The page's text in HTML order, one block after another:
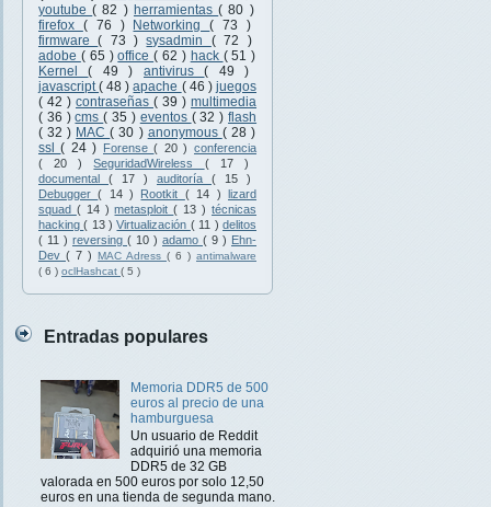
youtube( 82 ) herramientas( 80 )
firefox ( 76 ) Networking( 73 )
firmware( 73 )sysadmin ( 72 )
adobe ( 65 )office( 62 ) hack ( 51 )
Kernel( 49 ) antivirus( 49 )
javascript( 48 )apache ( 46 ) juegos
( 42 ) contraseñas ( 39 ) multimedia
( 36 )cms( 35 ) eventos ( 32 )flash
( 32 ) MAC( 30 ) anonymous ( 28 )
ssl( 24 ) Forense( 20 ) conferencia
( 20 )SeguridadWireless ( 17 )
documental ( 17 ) auditoría ( 15 )
Debugger( 14 ) Rootkit ( 14 ) lizard
squad ( 14 )metasploit( 13 ) técnicas
hacking( 13 )Virtualización ( 11 ) delitos
( 11 ) reversing ( 10 ) adamo ( 9 ) Ehn-
Dev ( 7 ) MAC Adress ( 6 ) antimalware
( 6 ) oclHashcat ( 5 )
Entradas populares
Memoria DDR5 de 500
euros al precio de una
hamburguesa
Un usuario de Reddit
adquirió una memoria
DDR5 de 32 GB
valorada en 500 euros por solo 12,50
euros en una tienda de segunda mano.